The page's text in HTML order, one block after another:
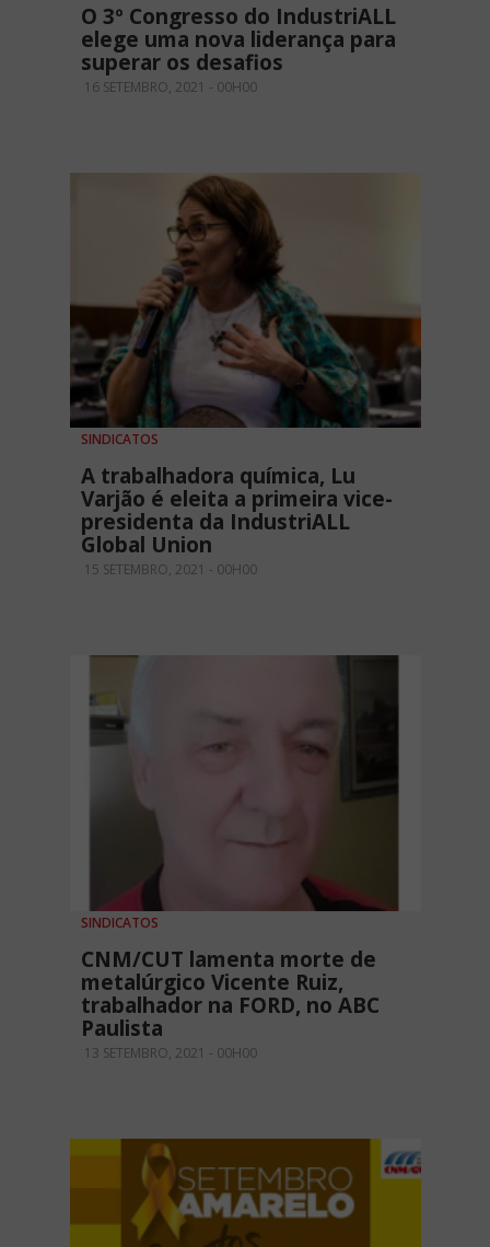
O 3º Congresso do IndustriALL
elege uma nova liderança para
superar os desafios
16 SETEMBRO, 2021 - 00H00
SINDICATOS
A trabalhadora química, Lu
Varjão é eleita a primeira vice-
presidenta da IndustriALL
Global Union
15 SETEMBRO, 2021 - 00H00
SINDICATOS
CNM/CUT lamenta morte de
metalúrgico Vicente Ruiz,
trabalhador na FORD, no ABC
Paulista
13 SETEMBRO, 2021 - 00H00